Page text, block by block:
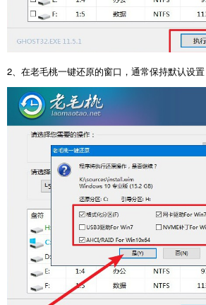
2、在老毛桃一键还原的窗口，通常保持默认设置